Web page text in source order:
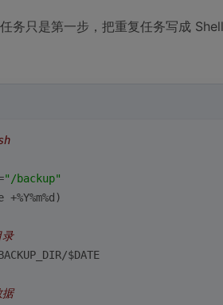
务只是第一步，把重复任务写成
"/backup"
/$DATE